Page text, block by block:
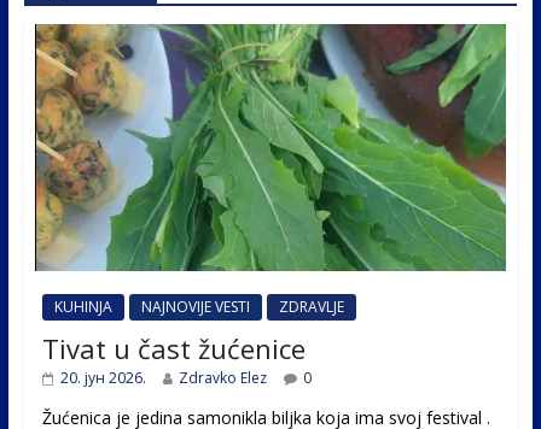
KUHINJA NAJNOVIJE VESTI ZDRAVLJE
Tivat u čast žućenice
20. јун 2026. Zdravko Elez 0
Žućenica je jedina samonikla biljka koja ima svoj festival .